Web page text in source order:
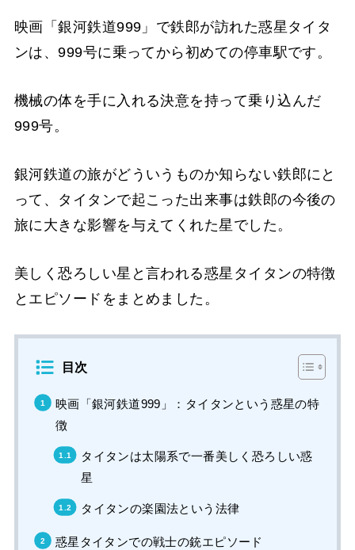
映画「銀河鉄道999」で鉄郎が訪れた惑星タイタ
ンは、999号に乗ってから初めての停車駅です。
機械の体を手に入れる決意を持って乗り込んだ
999号。
銀河鉄道の旅がどういうものか知らない鉄郎にと
って、タイタンで起こった出来事は鉄郎の今後の
旅に大きな影響を与えてくれた星でした。
美しく恐ろしい星と言われる惑星タイタンの特徴
とエピソードをまとめました。
目次
映画「銀河鉄道999」：タイタンという惑星の特
徴
タイタンは太陽系で一番美しく恐ろしい惑
星
タイタンの楽園法という法律
惑星タイタンでの戦士の銃エピソード